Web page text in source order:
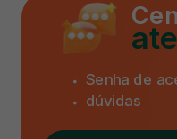
Senha de
dúvidas